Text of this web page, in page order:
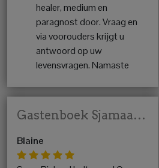
healer, medium en
paragnost door. Vraag en
via voorouders krijgt u
antwoord op uw
levensvragen. Namaste
Gastenboek Sjamaan Richard Kuntraj
Blaine